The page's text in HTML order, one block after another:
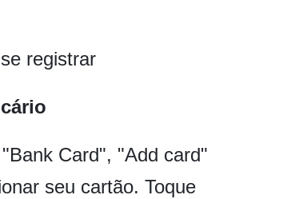
registrar
Card", "Add card"
seu cartão. Toque